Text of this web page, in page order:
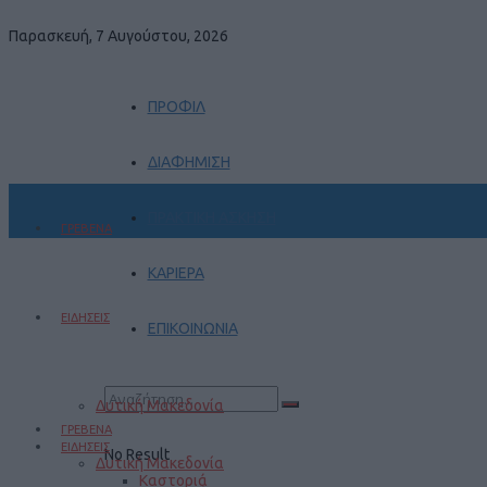
Παρασκευή, 7 Αυγούστου, 2026
ΠΡΟΦΙΛ
ΔΙΑΦΗΜΙΣΗ
ΚΑΡΙΕΡΑ
ΕΠΙΚΟΙΝΩΝΙΑ
No Result
ΓΡΕΒΕΝΑ
ΕΙΔΗΣΕΙΣ
Δυτική Μακεδονία
ΓΡΕΒΕΝΑ
ΕΙΔΗΣΕΙΣ
Δυτική Μακεδονία
Καστοριά